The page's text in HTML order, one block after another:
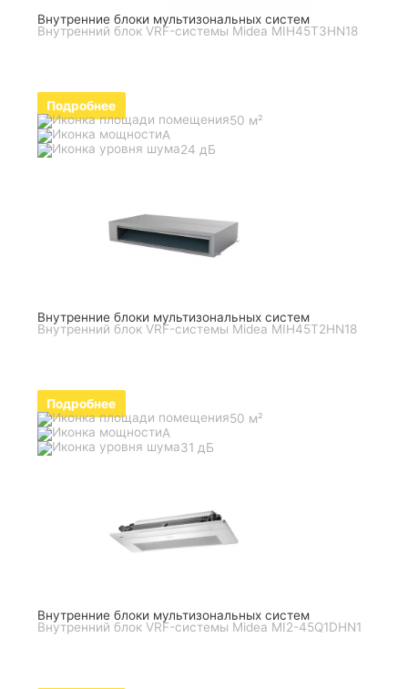
Внутренние блоки мультизональных систем
Внутренний блок VRF-системы Midea MIH45T3HN18
Подробнее
50 м²
A
24 дБ
Внутренние блоки мультизональных систем
Внутренний блок VRF-системы Midea MIH45T2HN18
Подробнее
50 м²
A
31 дБ
Внутренние блоки мультизональных систем
Внутренний блок VRF-системы Midea MI2-45Q1DHN1